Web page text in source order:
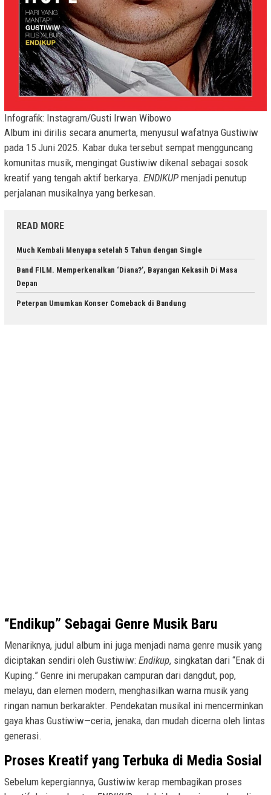
Infografik: Instagram/Gusti Irwan Wibowo
Album ini dirilis secara anumerta, menyusul wafatnya Gustiwiw
pada 15 Juni 2025. Kabar duka tersebut sempat mengguncang
komunitas musik, mengingat Gustiwiw dikenal sebagai sosok
kreatif yang tengah aktif berkarya. ENDIKUP menjadi penutup
perjalanan musikalnya yang berkesan.
READ MORE
Much Kembali Menyapa setelah 5 Tahun dengan Single
Band FILM. Memperkenalkan ‘Diana?’, Bayangan Kekasih Di Masa
Depan
Peterpan Umumkan Konser Comeback di Bandung
“Endikup” Sebagai Genre Musik Baru
Menariknya, judul album ini juga menjadi nama genre musik yang
diciptakan sendiri oleh Gustiwiw: Endikup, singkatan dari “Enak di
Kuping.” Genre ini merupakan campuran dari dangdut, pop,
melayu, dan elemen modern, menghasilkan warna musik yang
ringan namun berkarakter. Pendekatan musikal ini mencerminkan
gaya khas Gustiwiw—ceria, jenaka, dan mudah dicerna oleh lintas
generasi.
Proses Kreatif yang Terbuka di Media Sosial
Sebelum kepergiannya, Gustiwiw kerap membagikan proses